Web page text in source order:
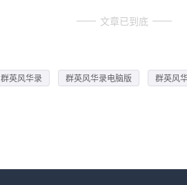
文章已到底
群英风华录 群英风华录电脑版 群英风